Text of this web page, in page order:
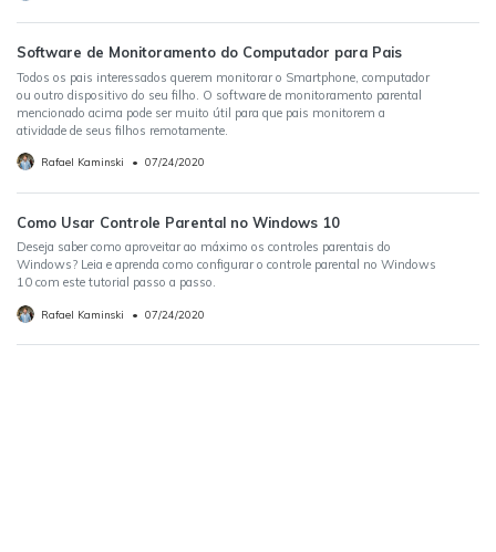
Software de Monitoramento do Computador para Pais
Todos os pais interessados ​​querem monitorar o Smartphone, computador
ou outro dispositivo do seu filho. O software de monitoramento parental
mencionado acima pode ser muito útil para que pais monitorem a
atividade de seus filhos remotamente.
Rafael Kaminski • 07/24/2020
Como Usar Controle Parental no Windows 10
Deseja saber como aproveitar ao máximo os controles parentais do
Windows? Leia e aprenda como configurar o controle parental no Windows
10 com este tutorial passo a passo.
Rafael Kaminski • 07/24/2020